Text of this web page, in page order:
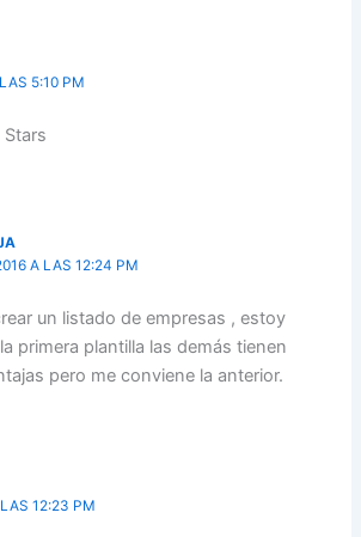
5:10 PM
A LAS 12:24 PM
un listado de empresas , estoy
primera plantilla las demás tienen
pero me conviene la anterior.
12:23 PM